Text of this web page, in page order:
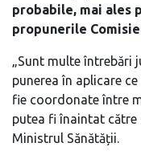
probabile, mai ales
propunerile
„Sunt multe întrebări
punerea în aplicare
fie coordonate între
putea fi înaintat către
Ministrul Sănătății.